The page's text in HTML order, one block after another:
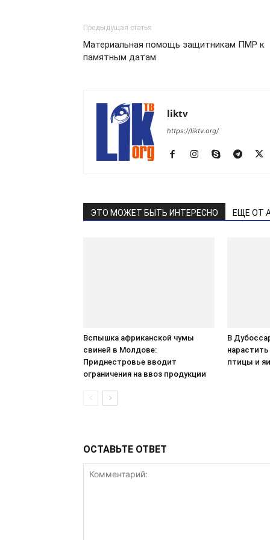
Предыдущая статья
Материальная помощь защитникам ПМР к
памятным датам
liktv
https://liktv.org/
ЭТО МОЖЕТ БЫТЬ ИНТЕРЕСНО ЕЩЕ ОТ
Вспышка африканской чумы
свиней в Молдове:
Приднестровье вводит
ограничения на ввоз продукции
В
птицы и
ОСТАВЬТЕ ОТВЕТ